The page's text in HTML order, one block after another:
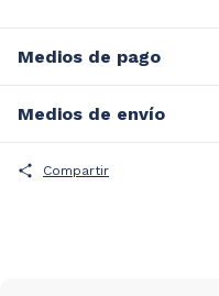
Medios de pago
Medios de envío
Compartir